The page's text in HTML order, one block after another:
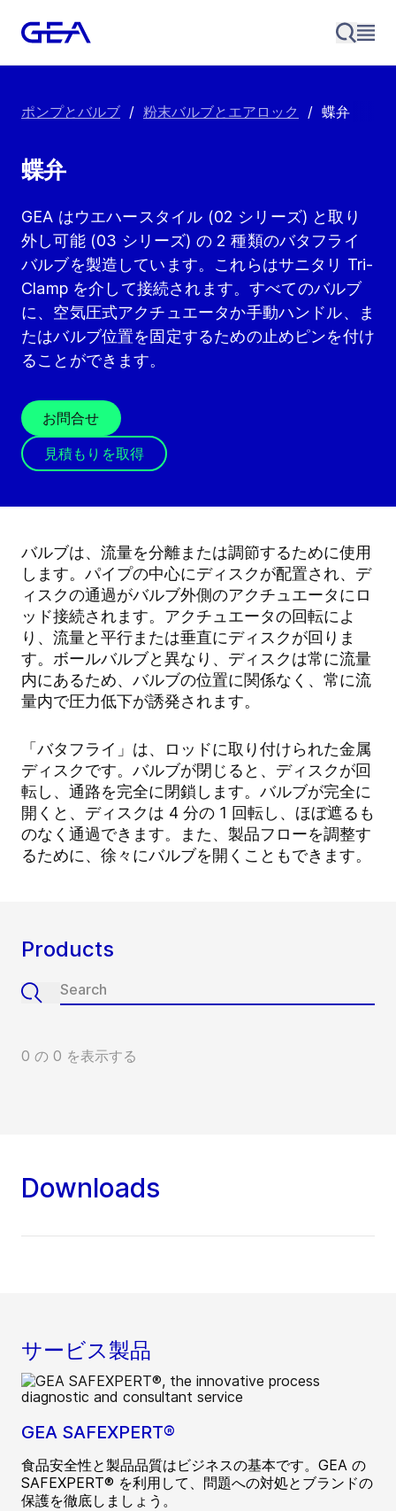
ポンプとバルブ / 粉末バルブとエアロック / 蝶弁
蝶弁
GEA はウエハースタイル (02 シリーズ) と取り
外し可能 (03 シリーズ) の 2 種類のバタフライ
バルブを製造しています。これらはサニタリ Tri-
Clamp を介して接続されます。すべてのバルブ
に、空気圧式アクチュエータか手動ハンドル、ま
たはバルブ位置を固定するための止めピンを付け
ることができます。
お問合せ
見積もりを取得
バルブは、流量を分離または調節するために使用
します。パイプの中心にディスクが配置され、デ
ィスクの通過がバルブ外側のアクチュエータにロ
ッド接続されます。アクチュエータの回転によ
り、流量と平行または垂直にディスクが回りま
す。ボールバルブと異なり、ディスクは常に流量
内にあるため、バルブの位置に関係なく、常に流
量内で圧力低下が誘発されます。
「バタフライ」は、ロッドに取り付けられた金属
ディスクです。バルブが閉じると、ディスクが回
転し、通路を完全に閉鎖します。バルブが完全に
開くと、ディスクは 4 分の 1 回転し、ほぼ遮るも
のなく通過できます。また、製品フローを調整す
るために、徐々にバルブを開くこともできます。
Products
0 の 0 を表示する
Downloads
サービス製品
GEA SAFEXPERT®
食品安全性と製品品質はビジネスの基本です。GEA の
SAFEXPERT® を利用して、問題への対処とブランドの
保護を徹底しましょう。